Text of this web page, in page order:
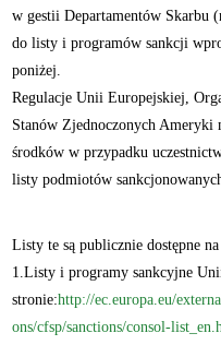
w gestii Departamentów Skarbu
do listy i programów sankcji
poniżej.
Regulacje Unii Europejskiej,
Stanów Zjednoczonych Ameryki
środków w przypadku
listy podmiotów
Listy te są publicznie dostępne
1.Listy i programy sankcyjne
stronie:http://ec.europa.eu/
ons/cfsp/sanctions/consol-